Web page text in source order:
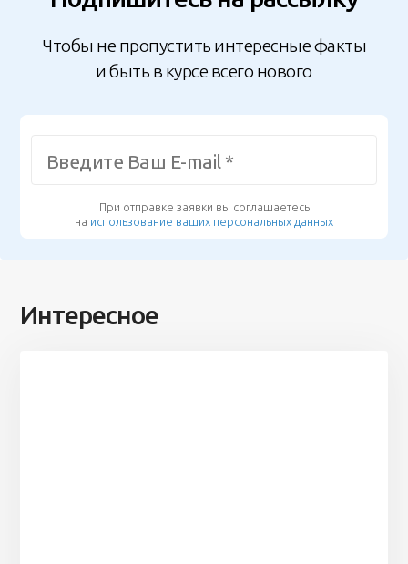
Чтобы не пропустить интересные факты
и быть в курсе всего нового
При отправке заявки вы соглашаетесь
на использование ваших персональных данных
Интересное